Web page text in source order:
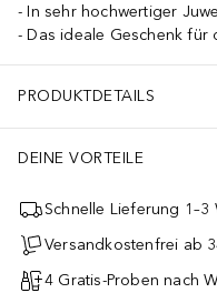
In sehr hochwertiger
Das ideale Geschenk für
PRODUKTDETAILS
DEINE VORTEILE
Schnelle Lieferung
Versandkostenfrei ab
4 Gratis-Proben nach